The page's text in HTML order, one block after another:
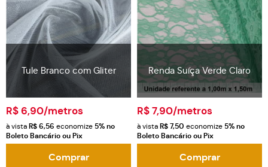
Tule Branco com Gliter
R$ 6,90/metros
à vista R$ 6,56 economize 5%no
Boleto Bancário ou Pix
Comprar
Renda Suíça Verde Claro
R$ 7,90/metros
à vista R$ 7,50 economize 5%no
Boleto Bancário ou Pix
Comprar